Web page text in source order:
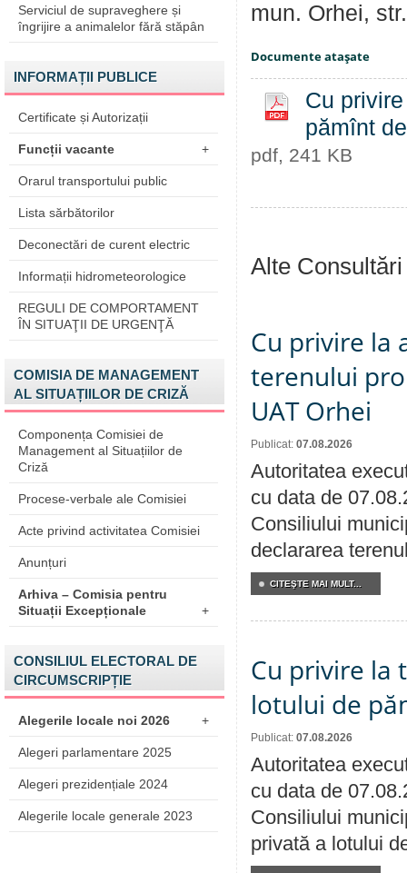
Serviciul de supraveghere și
îngrijire a animalelor fără stăpân
INFORMAȚII PUBLICE
Certificate și Autorizații
Funcții vacante +
Orarul transportului public
Lista sărbătorilor
Deconectări de curent electric
Informații hidrometeorologice
REGULI DE COMPORTAMENT
ÎN SITUAŢII DE URGENŢĂ
COMISIA DE MANAGEMENT
AL SITUAȚIILOR DE CRIZĂ
Componența Comisiei de
Management al Situațiilor de
Criză
Procese-verbale ale Comisiei
Acte privind activitatea Comisiei
Anunțuri
Arhiva – Comisia pentru
Situații Excepționale
+
CONSILIUL ELECTORAL DE
CIRCUMSCRIPȚIE
Alegerile locale noi 2026 +
Alegeri parlamentare 2025
Alegeri prezidențiale 2024
Alegerile locale generale 2023
mun. Orhei,
Documente ataşate
Cu
pămînt
pdf, 241 KB
Alte
Cu privire la
terenului
UAT Orhei
Publicat: 07.08.2026
Autoritatea
cu data de
Consiliului
declararea
CITEŞTE MAI MULT...
Cu privire la
lotului de
Publicat: 07.08.2026
Autoritatea
cu data de
Consiliului
privată a lotului